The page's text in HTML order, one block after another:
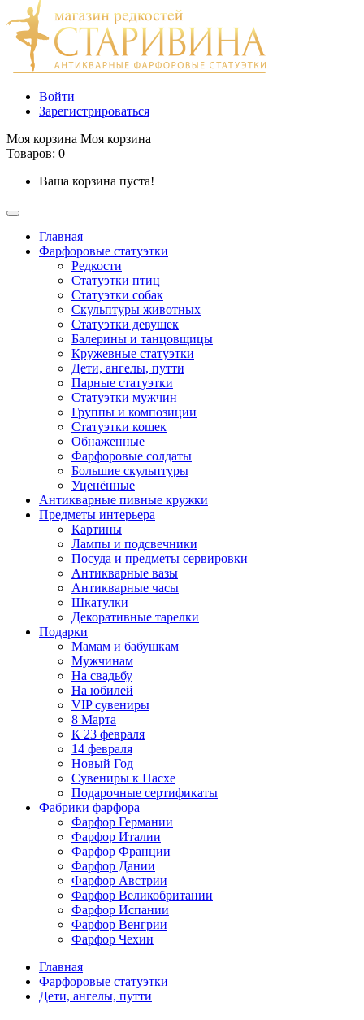
Войти
Зарегистрироваться
Моя корзина Моя корзина
Товаров: 0
Ваша корзина пуста!
Главная
Фарфоровые статуэтки
Редкости
Cтатуэтки птиц
Cтатуэтки собак
Скульптуры животных
Статуэтки девушек
Балерины и танцовщицы
Кружевные статуэтки
Дети, ангелы, путти
Парные статуэтки
Статуэтки мужчин
Группы и композиции
Статуэтки кошек
Обнаженные
Фарфоровые солдаты
Большие скульптуры
Уценённые
Антикварные пивные кружки
Предметы интерьера
Картины
Лампы и подсвечники
Посуда и предметы сервировки
Антикварные вазы
Антикварные часы
Шкатулки
Декоративные тарелки
Подарки
Мамам и бабушкам
Мужчинам
На свадьбу
На юбилей
VIP сувениры
8 Марта
К 23 февраля
14 февраля
Новый Год
Сувениры к Пасхе
Подарочные сертификаты
Фабрики фарфора
Фарфор Германии
Фарфор Италии
Фарфор Франции
Фарфор Дании
Фарфор Австрии
Фарфор Великобритании
Фарфор Испании
Фарфор Венгрии
Фарфор Чехии
Главная
Фарфоровые статуэтки
Дети, ангелы, путти